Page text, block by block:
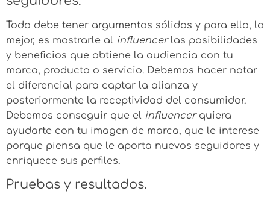
Todo debe tener argumentos sólidos y para ello, lo
mejor, es mostrarle al influencerlas posibilidades
y beneficios que obtiene la audiencia con tu
marca, producto o servicio. Debemos hacer notar
el diferencial para captar la alianza y
posteriormente la receptividad del consumidor.
Debemos conseguir que el influencerquiera
ayudarte con tu imagen de marca, que le interese
porque piensa que le aporta nuevos seguidores y
enriquece sus perfiles.
Pruebas y resultados.